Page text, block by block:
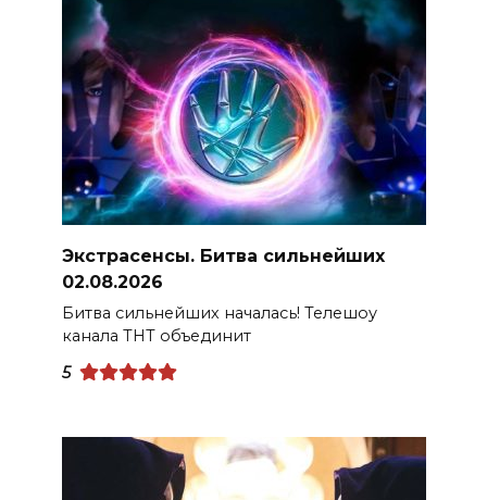
Экстрасенсы. Битва сильнейших
02.08.2026
Битва сильнейших началась! Телешоу
канала ТНТ объединит
5